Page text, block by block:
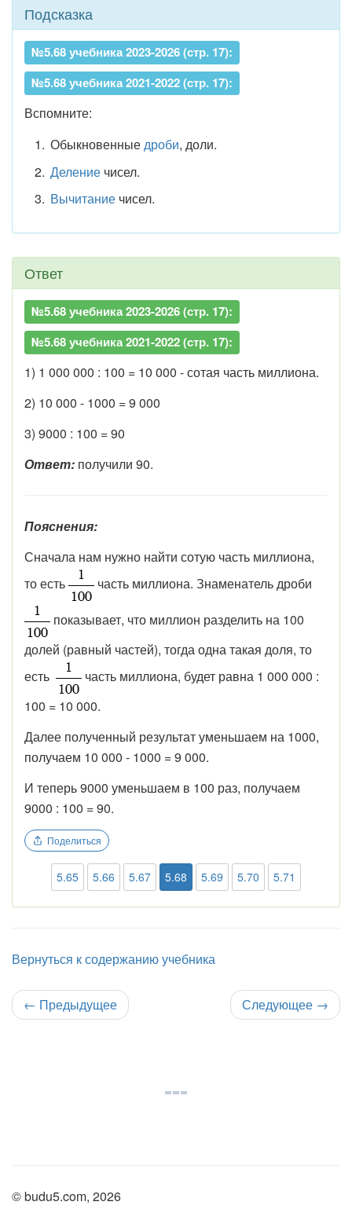
Подсказка
№5.68 учебника 2023-2026 (стр. 17):
№5.68 учебника 2021-2022 (стр. 17):
Вспомните:
Обыкновенныедроби, доли.
Делениечисел.
Вычитаниечисел.
Ответ
№5.68 учебника 2023-2026 (стр. 17):
№5.68 учебника 2021-2022 (стр. 17):
1) 1 000 000 : 100 = 10 000 - сотая часть миллиона.
2) 10 000 - 1000 = 9 000
3) 9000 : 100 = 90
Ответ: получили 90.
Пояснения:
Сначала нам нужно найти сотую часть миллиона,
то есть
часть миллиона. Знаменатель дроби
показывает, что миллион разделить на 100
долей (равный частей), тогда одна такая доля, то
есть
часть миллиона, будет равна 1 000 000 :
100 = 10 000.
Далее полученный результат уменьшаем на 1000,
получаем 10 000 - 1000 = 9 000.
И теперь 9000 уменьшаем в 100 раз, получаем
9000 : 100 = 90.
Поделиться
5.65 5.66 5.67 5.68 5.69 5.70 5.71
Вернуться к содержанию учебника
← Предыдущее Следующее →
© budu5.com, 2026